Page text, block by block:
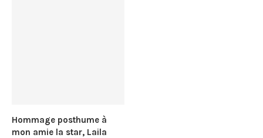
Hommage posthume à
mon amie la star, Laila